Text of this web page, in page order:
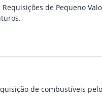
de Pequeno
de combustíveis